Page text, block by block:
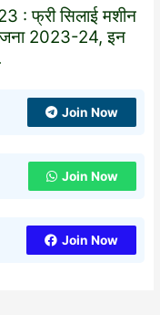
: फ्री सिलाई मशीन
2023-24, इन
Join Now
Join Now
Join Now